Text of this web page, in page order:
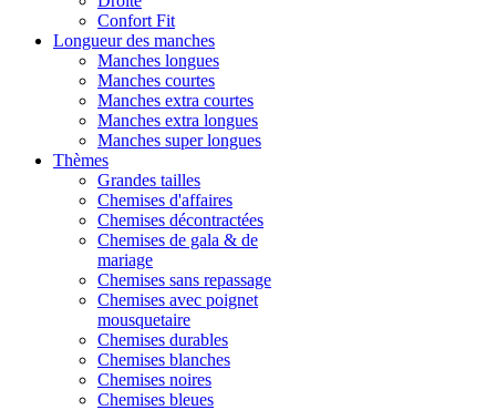
Confort Fit
Longueur des manches
Manches longues
Manches courtes
Manches extra courtes
Manches extra longues
Manches super longues
Thèmes
Grandes tailles
Chemises d'affaires
Chemises décontractées
Chemises de gala & de
mariage
Chemises sans repassage
Chemises avec poignet
mousquetaire
Chemises durables
Chemises blanches
Chemises noires
Chemises bleues